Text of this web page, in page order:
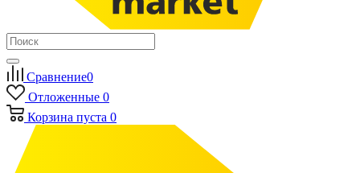
Сравнение0
Отложенные 0
Корзина пуста 0